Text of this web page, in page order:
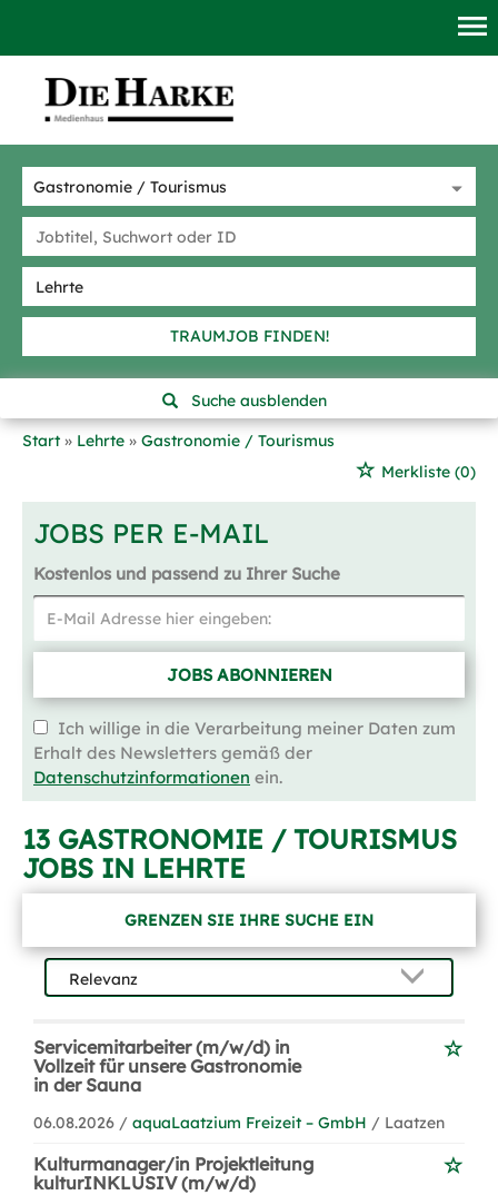
TRAUMJOB FINDEN!
Suche ausblenden
Start
Lehrte
Gastronomie / Tourismus
Merkliste (0)
JOBS PER E-MAIL
Kostenlos und passend zu Ihrer Suche
JOBS ABONNIEREN
Ich willige in die Verarbeitung meiner Daten zum
Erhalt des Newsletters gemäß der
Datenschutzinformationen ein.
13 GASTRONOMIE / TOURISMUS
JOBS IN LEHRTE
GRENZEN SIE IHRE SUCHE EIN
Servicemitarbeiter (m/w/d) in
Vollzeit für unsere Gastronomie
in der Sauna
06.08.2026 / aquaLaatzium Freizeit – GmbH / Laatzen
Kulturmanager/in Projektleitung
kulturINKLUSIV (m/w/d)